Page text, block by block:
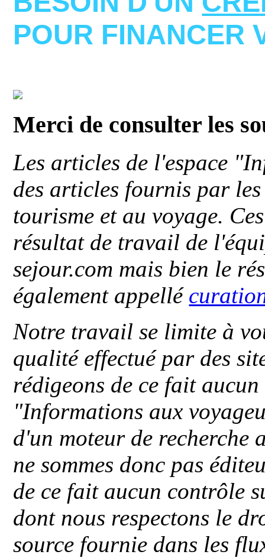
POUR FINANCER
Merci de consulter les
Les articles de l'espace
des articles fournis par
tourisme et au voyage.
résultat de travail de
sejour.com mais bien le
également appellé
Notre travail se limite à
qualité effectué par des
rédigeons de ce fait
"Informations aux
d'un moteur de recherche
ne sommes donc pas
de ce fait aucun contrôle
dont nous respectons le
source fournie dans les